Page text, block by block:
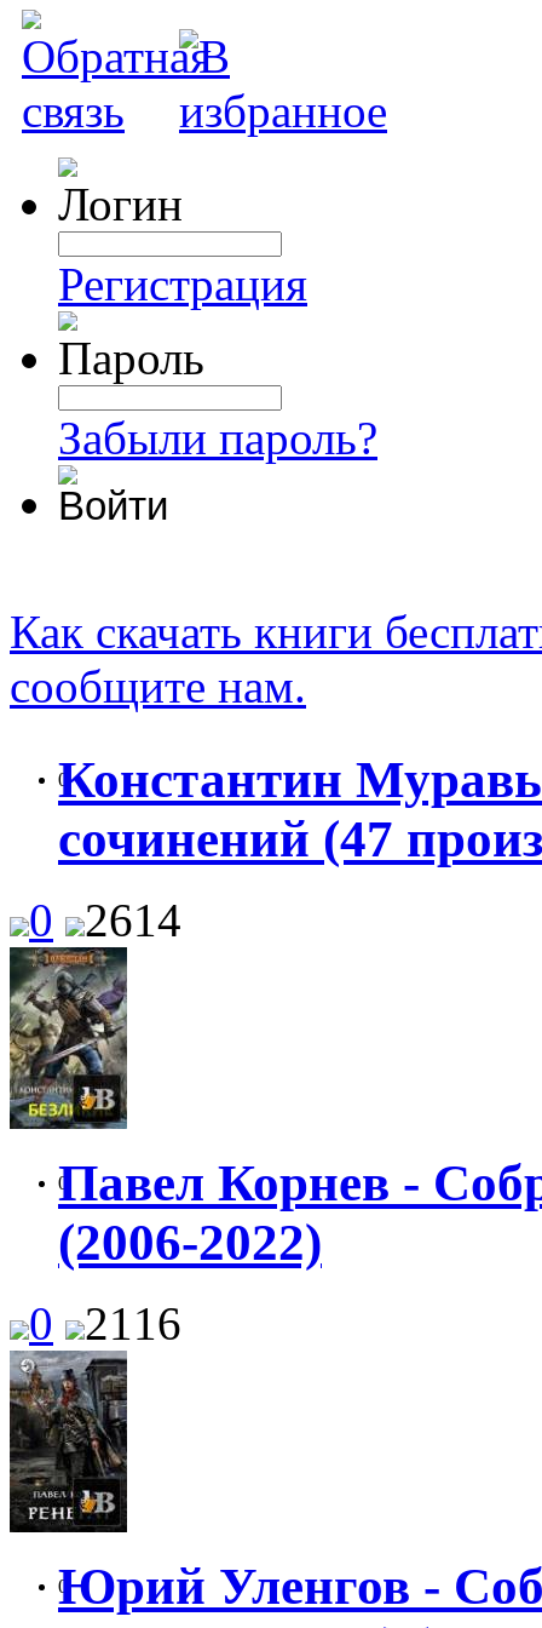
Регистрация
Забыли пароль?
Как скачать книги
сообщите нам.
0
Константин
сочинений (47
0 2614
0
Павел Корнев -
(2006-2022)
0 2116
0
Юрий Уленгов -